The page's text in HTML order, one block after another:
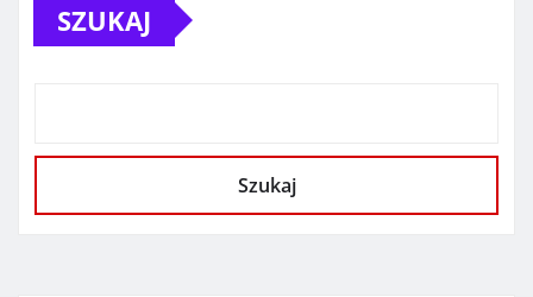
SZUKAJ
Szukaj